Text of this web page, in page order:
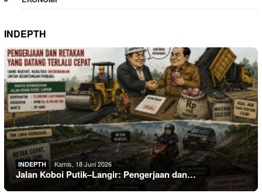
INDEPTH
INDEPTH Kamis, 18 Juni 2026
Jalan Koboi Putik–Langir: Pengerjaan dan…